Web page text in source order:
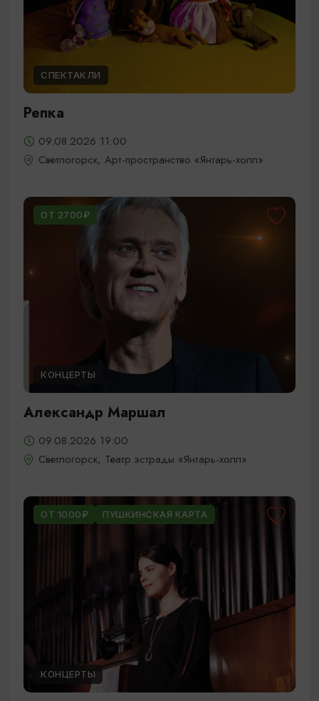
СПЕКТАКЛИ
Репка
09.08.2026 11:00
Светлогорск, Арт-пространство «Янтарь-холл»
ОТ 2700₽
КОНЦЕРТЫ
Александр Маршал
09.08.2026 19:00
Светлогорск, Театр эстрады «Янтарь-холл»
ОТ 1000₽ ПУШКИНСКАЯ КАРТА
КОНЦЕРТЫ